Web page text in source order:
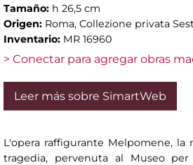
Tamaño: h 26,5 cm
Origen: Roma, Collezione privata
Inventario: MR 16960
> Conectar para agregar obras
Leer más sobre SimartWeb
L'opera raffigurante Melpomene, la
tragedia, pervenuta al Museo